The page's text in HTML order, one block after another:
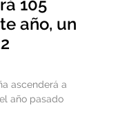
105
año, un
ascenderá a
año pasado